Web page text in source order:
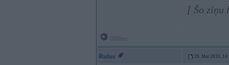
[ Šo ziņu
Rufus 26. Mar 2010,